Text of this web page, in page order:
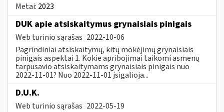
Metai: 2023
DUK apie atsiskaitymus grynaisiais pinigais
Web turinio sąrašas 2022-10-06
Pagrindiniai atsiskaitymų, kitų mokėjimų grynaisiais
pinigais aspektai 1. Kokie apribojimai taikomi asmenų
tarpusavio atsiskaitymams grynaisiais pinigais nuo
2022-11-01? Nuo 2022-11-01 įsigalioja...
D.U.K.
Web turinio sąrašas 2022-05-19